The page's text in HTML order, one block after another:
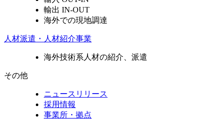
輸出 IN-OUT
海外での現地調達
人材派遣・人材紹介事業
海外技術系人材の紹介、派遣
その他
ニュースリリース
採用情報
事業所・拠点